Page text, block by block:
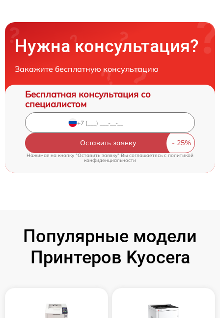
Нужна консультация?
Закажите бесплатную консультацию
Бесплатная консультация со
специалистом
Оставить заявку
Нажимая на кнопку "Оставить заявку" Вы соглашаетесь c политикой
конфиденциальности
Популярные модели
Принтеров Kyocera